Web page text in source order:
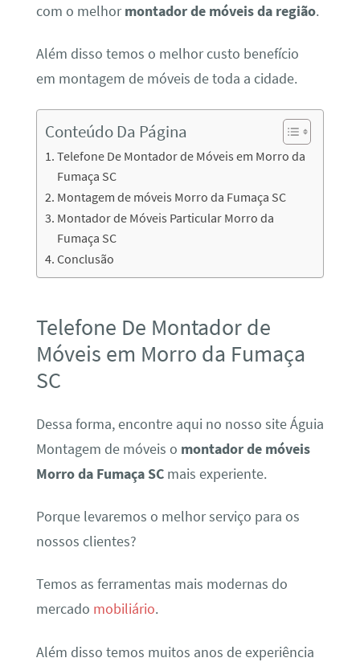
com o melhormontador de móveis da região.
Além disso temos o melhor custo benefício
em montagem de móveis de toda a cidade.
Conteúdo Da Página
Telefone De Montador de Móveis em Morro da
Fumaça SC
Montagem de móveis Morro da Fumaça SC
Montador de Móveis Particular Morro da
Fumaça SC
Conclusão
Telefone De Montador de
Móveis em Morro da Fumaça
SC
Dessa forma, encontre aqui no nosso site Águia
Montagem de móveis o montador de móveis
Morro da Fumaça SC mais experiente.
Porque levaremos o melhor serviço para os
nossos clientes?
Temos as ferramentas mais modernas do
mercado mobiliário.
Além disso temos muitos anos de experiência